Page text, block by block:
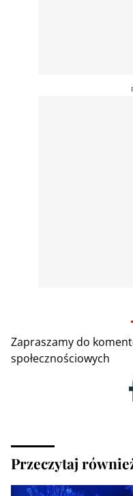
Zapraszamy do
społecznościowych
Przeczytaj